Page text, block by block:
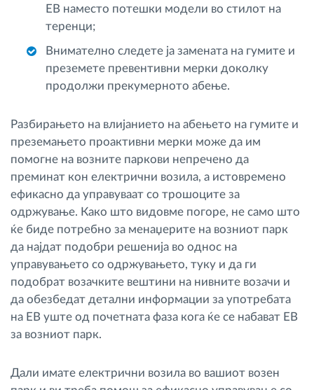
ЕВ наместо потешки модели во стилот на
теренци;
Внимателно следете ја замената на гумите и
преземете превентивни мерки доколку
продолжи прекумерното абење.
Разбирањето на влијанието на абењето на гумите и
преземањето проактивни мерки може да им
помогне на возните паркови непречено да
преминат кон електрични возила, а истовремено
ефикасно да управуваат со трошоците за
одржување. Како што видовме погоре, не само што
ќе биде потребно за менаџерите на возниот парк
да најдат подобри решенија во однос на
управувањето со одржувањето, туку и да ги
подобрат возачките вештини на нивните возачи и
да обезбедат детални информации за употребата
на ЕВ уште од почетната фаза кога ќе се набават ЕВ
за возниот парк.
Дали имате електрични возила во вашиот возен